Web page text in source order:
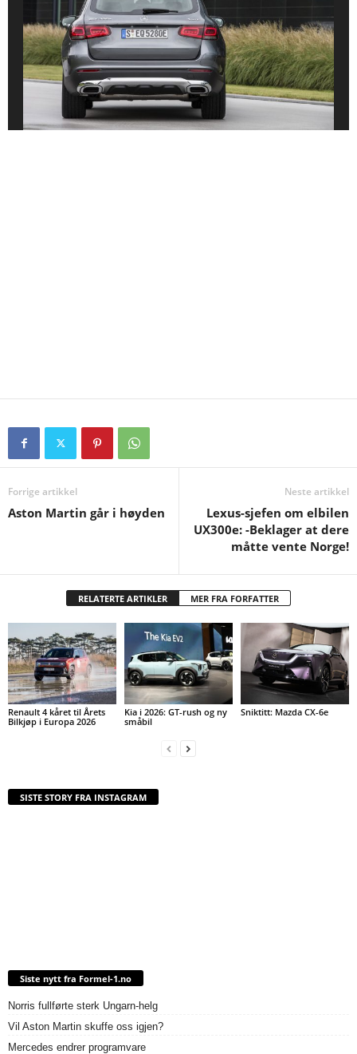
Forrige artikkel
Aston Martin går i høyden
Neste artikkel
Lexus-sjefen om elbilen
UX300e: -Beklager at dere
måtte vente Norge!
RELATERTE ARTIKLER MER FRA FORFATTER
Renault 4 kåret til Årets
Bilkjøp i Europa 2026
Kia i 2026: GT-rush og ny
småbil
Sniktitt: Mazda CX-6e
SISTE STORY FRA INSTAGRAM
Siste nytt fra Formel-1.no
Norris fullførte sterk Ungarn-helg
Vil Aston Martin skuffe oss igjen?
Mercedes endrer programvare